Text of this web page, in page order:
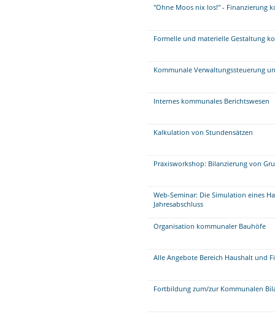
"Ohne Moos nix los!" - Finanzierung
Formelle und materielle Gestaltung
Kommunale Verwaltungssteuerung
Internes kommunales Berichtswesen
Kalkulation von Stundensätzen
Praxisworkshop: Bilanzierung von
Web-Seminar: Die Simulation eines
Jahresabschluss
Organisation kommunaler Bauhöfe
Alle Angebote Bereich Haushalt und
Fortbildung zum/zur Kommunalen